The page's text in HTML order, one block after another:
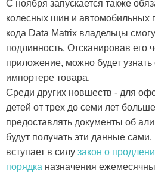
С ноября запускается также
колесных шин и
кода Data Matrix владельцы
подлинность. Отсканировав его
приложение, можно будет
импортере товара.
Среди других новшеств - для
детей от трех до семи лет
предоставлять документы об
будут получать эти данные
вступает в силу закон о
порядка назначения